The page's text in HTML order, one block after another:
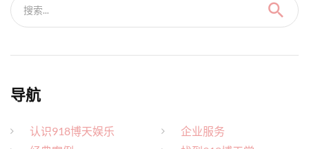
搜索...
导航
认识918博天娱乐
企业服务